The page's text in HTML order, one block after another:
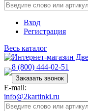
Вход
Регистрация
Весь каталог
8 (800) 444-02-51
Заказать звонок
E-mail:
info@2kartinki.ru